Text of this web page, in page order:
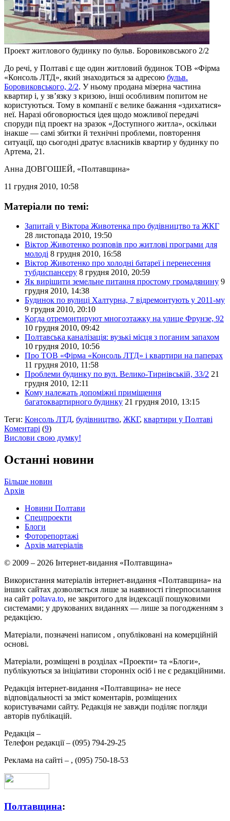
Проект житлового будинку по бульв. Боровиковського 2/2
До речі, у Полтаві є ще один житловий будинок ТОВ «Фірма
«Консоль ЛТД», який знаходиться за адресою бульв.
Боровиковського, 2/2. У ньому продана мізерна частина
квартир і, у зв’язку з кризою, інші особливим попитом не
користуються. Тому в компанії є велике бажання «здихатися»
неї. Наразі обговорюється ідея щодо можливої передачі
споруди під проект на зразок «Доступного житла», оскільки
інакше — самі збитки й технічні проблеми, повторення
ситуації, що сьогодні дратує власників квартир у будинку по
Артема, 21.
Анна ДОВГОШЕЙ, «Полтавщина»
11 грудня 2010, 10:58
Матеріали по темі:
Запитай у Віктора Животенка про будівництво та ЖКГ
28 листопада 2010, 19:50
Віктор Животенко розповів про житлові програми для
молоді 8 грудня 2010, 16:58
Віктор Животенко про холодні батареї і перенесення
тубдиспансеру 8 грудня 2010, 20:59
Як вирішити земельне питання простому громадянину 9
грудня 2010, 14:38
Будинок по вулиці Халтурна, 7 відремонтують у 2011-му
9 грудня 2010, 20:10
Когда отремонтируют многоэтажку на улице Фрунзе, 92
10 грудня 2010, 09:42
Полтавська каналізація: вузькі місця з поганим запахом
10 грудня 2010, 10:56
Про ТОВ «Фірма «Консоль ЛТД» і квартири на паперах
11 грудня 2010, 11:58
Проблеми будинку по вул. Велико-Тирнівській, 33/2 21
грудня 2010, 12:11
Кому належать допоміжні приміщення
багатоквартирного будинку 21 грудня 2010, 13:15
Теги: Консоль ЛТД, будівництво, ЖКГ, квартири у Полтаві
Коментарі (9)
Вислови свою думку!
Останні новини
Більше новин
Архів
Новини Полтави
Спецпроекти
Блоги
Фоторепортажі
Архів матеріалів
© 2009 – 2026 Інтернет-видання «Полтавщина»
Використання матеріалів інтернет-видання «Полтавщина» на
інших сайтах дозволяється лише за наявності гіперпосилання
на сайт poltava.to, не закритого для індексації пошуковими
системами; у друкованих виданнях — лише за погодженням з
редакцією.
Матеріали, позначені написом , опубліковані на комерційній
основі.
Матеріали, розміщені в розділах «Проекти» та «Блоги»,
публікуються за ініціативи сторонніх осіб і не є редакційними.
Редакція інтернет-видання «Полтавщина» не несе
відповідальності за зміст коментарів, розміщених
користувачами сайту. Редакція не завжди поділяє погляди
авторів публікацій.
Редакція –
Телефон редакції – (095) 794-29-25
Реклама на сайті – , (095) 750-18-53
Полтавщина: